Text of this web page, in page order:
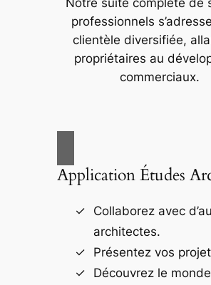
Notre suite complète de
professionnels
clientèle diversifiée,
propriétaires au
commerciaux.
Application Études
Collaborez avec
architectes.
Présentez vos
Découvrez le